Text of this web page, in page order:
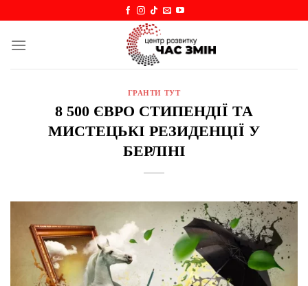
content
ГРАНТИ ТУТ
8 500 ЄВРО СТИПЕНДІЇ ТА
МИСТЕЦЬКІ РЕЗИДЕНЦІЇ У
БЕРЛІНІ